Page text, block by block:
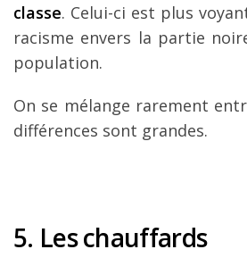
classe. Celui-ci est plus
racisme envers la partie
population.
On se mélange rarement
différences sont grandes.
5. Les chauffards